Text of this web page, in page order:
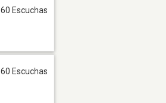
60 Escuchas
60 Escuchas